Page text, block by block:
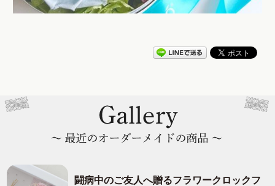
闘病中のご友人へ贈るフラワークロックフ